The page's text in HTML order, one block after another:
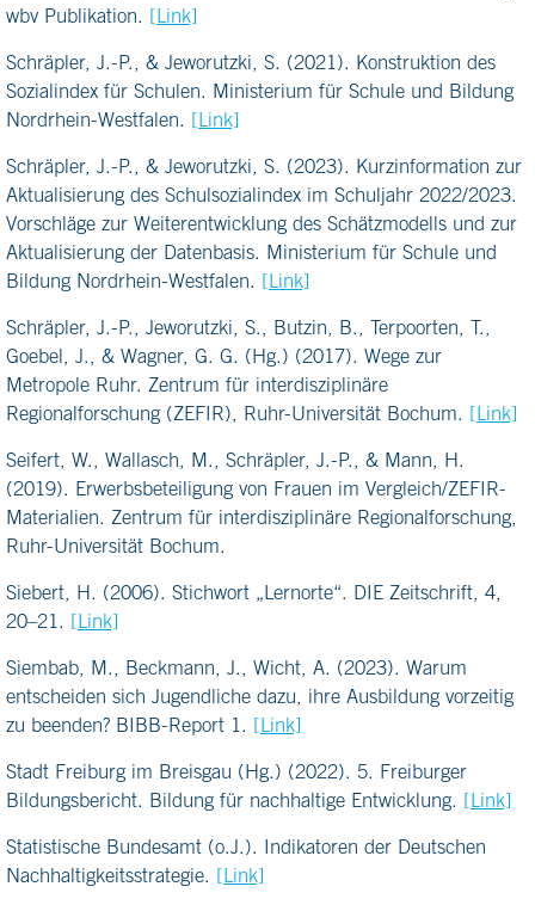
wbv Publikation. [Link]
Schräpler, J.-P., & Jeworutzki, S. (2021). Konstruktion des
Sozialindex für Schulen. Ministerium für Schule und Bildung
Nordrhein-Westfalen. [Link]
Schräpler, J.-P., & Jeworutzki, S. (2023). Kurzinformation zur
Aktualisierung des Schulsozialindex im Schuljahr 2022/2023.
Vorschläge zur Weiterentwicklung des Schätzmodells und zur
Aktualisierung der Datenbasis. Ministerium für Schule und
Bildung Nordrhein-Westfalen. [Link]
Schräpler, J.-P., Jeworutzki, S., Butzin, B., Terpoorten, T.,
Goebel, J., & Wagner, G. G. (Hg.) (2017). Wege zur
Metropole Ruhr. Zentrum für interdisziplinäre
Regionalforschung (ZEFIR), Ruhr-Universität Bochum. [Link]
Seifert, W., Wallasch, M., Schräpler, J.-P., & Mann, H.
(2019). Erwerbsbeteiligung von Frauen im Vergleich/ZEFIR-
Materialien. Zentrum für interdisziplinäre Regionalforschung,
Ruhr-Universität Bochum.
Siebert, H. (2006). Stichwort „Lernorte“. DIE Zeitschrift, 4,
20–21. [Link]
Siembab, M., Beckmann, J., Wicht, A. (2023). Warum
entscheiden sich Jugendliche dazu, ihre Ausbildung vorzeitig
zu beenden? BIBB-Report 1. [Link]
Stadt Freiburg im Breisgau (Hg.) (2022). 5. Freiburger
Bildungsbericht. Bildung für nachhaltige Entwicklung. [Link]
Statistische Bundesamt (o.J.). Indikatoren der Deutschen
Nachhaltigkeitsstrategie. [Link]